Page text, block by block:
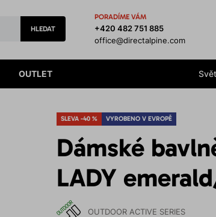
HLEDAT
PORADÍME VÁM
+420 482 751 885
office@directalpine.com
OUTLET
SLEVA -40 % VYROBENO V EVROPĚ
Dámské
LADY
OUTDOOR ACTIVE SERIES